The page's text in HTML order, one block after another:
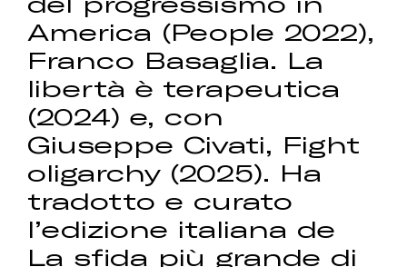
America (People 2022),
Franco Basaglia. La
libertà è terapeutica
(2024) e, con
Giuseppe Civati, Fight
oligarchy (2025). Ha
tradotto e curato
l’edizione italiana de
La sfida più grande di